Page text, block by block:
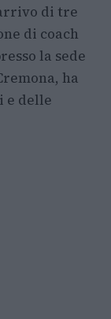
di tre
di coach
la sede
ha
e delle